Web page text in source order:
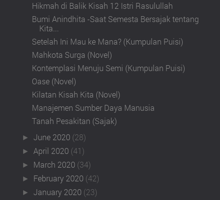
Hikmah di Balik Kisah 12 Istri Rasulullah
Bumi Anindhita -Saat Semesta Bersajak tentang
Kita...
Setelah Ini Mau ke Mana? (Kumpulan Puisi)
Mahkota Surga (Novel)
Kontemplasi Menuju Semi (Kumpulan Puisi)
Oase (Novel)
Kilatan Kisah Kita (Novel)
Manajemen Sumber Daya Manusia
Tanah Pesakitan (Sajak)
►June 2020 (28)
►April 2020 (41)
► March 2020 (34)
► February 2020 (42)
►January 2020 (23)